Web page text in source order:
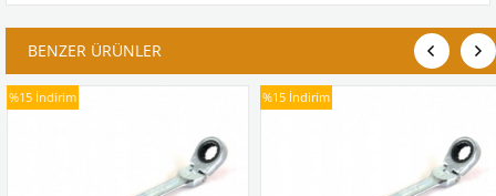
BENZER ÜRÜNLER
%15 İndirim %15 İndirim